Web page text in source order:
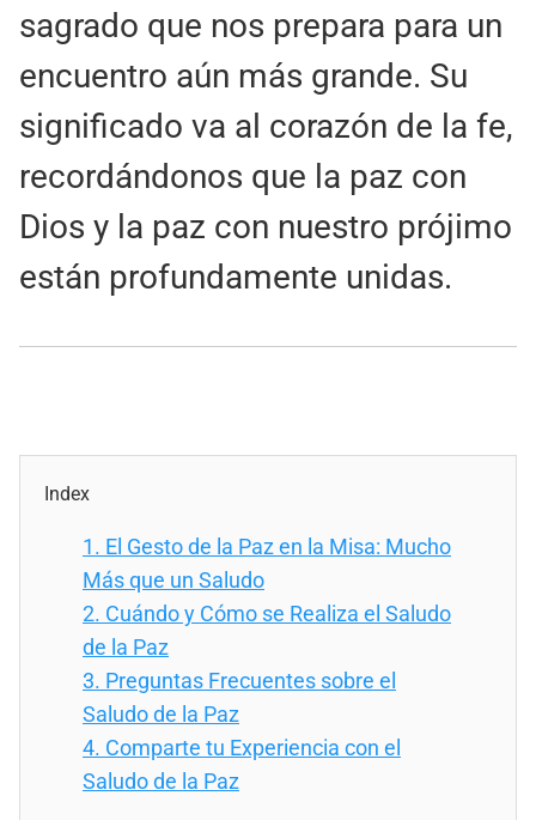
sagrado que nos prepara para un
encuentro aún más grande. Su
significado va al corazón de la fe,
recordándonos que la paz con
Dios y la paz con nuestro prójimo
están profundamente unidas.
Index
1. El Gesto de la Paz en la Misa: Mucho
Más que un Saludo
2. Cuándo y Cómo se Realiza el Saludo
de la Paz
3. Preguntas Frecuentes sobre el
Saludo de la Paz
4. Comparte tu Experiencia con el
Saludo de la Paz